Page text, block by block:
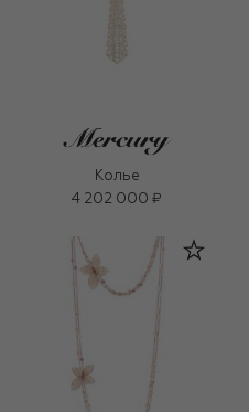
Колье
4 202 000 ₽